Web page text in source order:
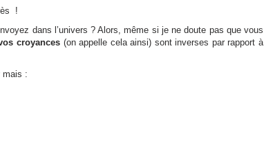
!
dans l’univers ? Alors, même si je ne doute pas que vous
croyances(on appelle cela ainsi) sont inverses par rapport à
mais :